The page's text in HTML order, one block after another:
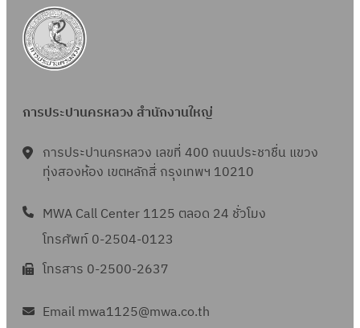
การประปานครหลวง สำนักงานใหญ่
การประปานครหลวง เลขที่ 400 ถนนประชาชื่น แขวง
ทุ่งสองห้อง เขตหลักสี่ กรุงเทพฯ 10210
MWA Call Center 1125 ตลอด 24 ชั่วโมง
โทรศัพท์ 0-2504-0123
โทรสาร 0-2500-2637
Email mwa1125@mwa.co.th